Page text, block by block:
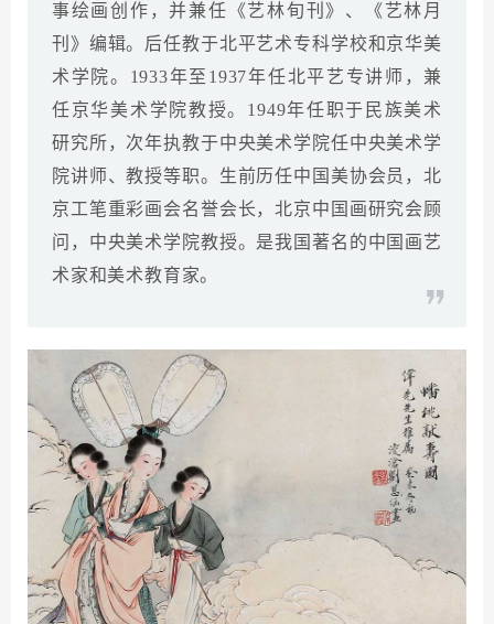
事绘画创作，并兼任《艺林旬刊》、《艺林月
刊》编辑。后任教于北平艺术专科学校和京华美
术学院。1933年至1937年任北平艺专讲师，兼
任京华美术学院教授。1949年任职于民族美术
研究所，次年执教于中央美术学院任中央美术学
院讲师、教授等职。生前历任中国美协会员，北
京工笔重彩画会名誉会长，北京中国画研究会顾
问，中央美术学院教授。是我国著名的中国画艺
术家和美术教育家。